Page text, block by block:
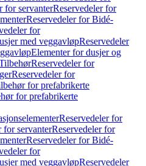
for servanterReservedeler for
Reservedeler for Bidé-
for
med veggavløpReservedeler
Elementer for dusjer og
Reservedeler for
Reservedeler for
for prefabrikerte
for prefabrikerte
Reservedeler for
for servanterReservedeler for
Reservedeler for Bidé-
for
med veggavløpReservedeler